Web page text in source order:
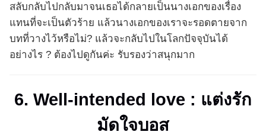
สลับกลับไปกลับมาจนเธอได้กลายเป็นนางเอกของเรื่อง
แทนที่จะเป็นตัวร้าย แล้วนางเอกของเราจะรอดตายจาก
บทที่วางไว้หรือไม่? แล้วจะกลับไปในโลกปัจจุบันได้
อย่างไร ? ต้องไปดูกันค่ะ รับรองว่าสนุกมาก
6. Well-intended love : แต่งรัก
มัดใจบอส